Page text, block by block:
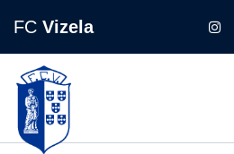
FC Vizela